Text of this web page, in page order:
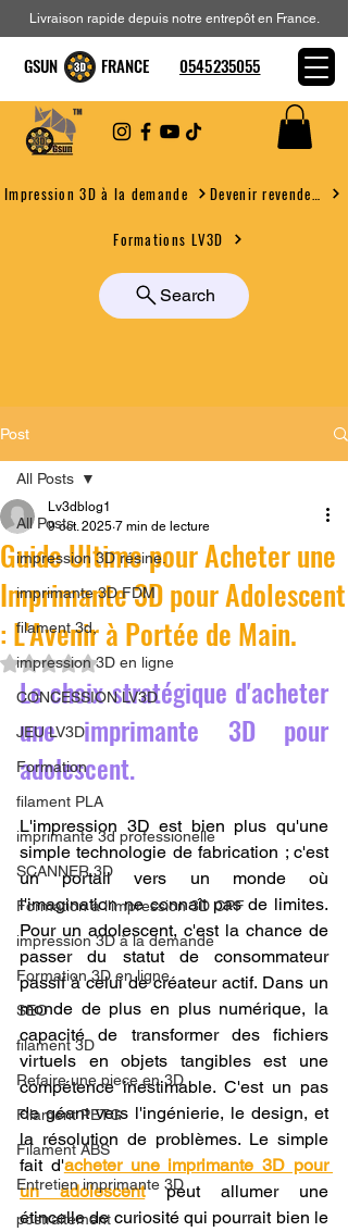
Impression 3D à la demande
Formations LV3D
Search
Livraison rapide depuis notre entrepôt en France.
GSUN FRANCE 0545235055
Post
All Posts
impression 3D résine.
imprimante 3D FDM
filament 3d,
impression 3D en ligne
CONCESSION LV3D
JEU LV3D
Formation
filament PLA
imprimante 3d professionelle
SCANNER 3D
Formation à l'impression 3D CPF
impression 3D à la demande
Formation 3D en ligne.
SEO
filament 3D
Refaire une piece en 3D
Filament PETG
Filament ABS
Entretien imprimante 3D
postraitement
All Posts
Guide Ultime pour Acheter une
Imprimante 3D pour Adolescent
: L'Avenir à Portée de Main.
Lv3dblog1
9 oct. 2025 7 min de lecture
Noté NaN étoiles sur 5.
Le choix stratégique d'acheter
une imprimante 3D pour
adolescent.
L'impression 3D est bien plus qu'une
simple technologie de fabrication ; c'est
un portail vers un monde où
l'imagination ne connaît pas de limites.
Pour un adolescent, c'est la chance de
passer du statut de consommateur
passif à celui de créateur actif. Dans un
monde de plus en plus numérique, la
capacité de transformer des fichiers
virtuels en objets tangibles est une
compétence inestimable. C'est un pas
de géant vers l'ingénierie, le design, et
la résolution de problèmes. Le simple
fait d'acheter une imprimante 3D pour
un adolescent peut allumer une
étincelle de curiosité qui pourrait bien le